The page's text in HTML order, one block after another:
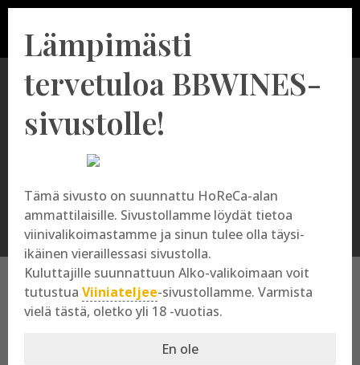
Oranssiviini
Lämpimästi
tervetuloa BBWINES-
sivustolle!
Tämä sivusto on suunnattu HoReCa-alan
ammattilaisille. Sivustollamme löydät tietoa
viinivalikoimastamme ja sinun tulee olla täysi-
ikäinen vieraillessasi sivustolla.
Kuluttajille suunnattuun Alko-valikoimaan voit
tutustua Viiniateljee-sivustollamme. Varmista
vielä tästä, oletko yli 18 -vuotias.
En ole